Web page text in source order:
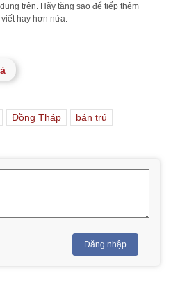
trên. Hãy tặng sao để tiếp thêm
hay hơn nữa.
Đồng Tháp bán trú
Đăng nhập